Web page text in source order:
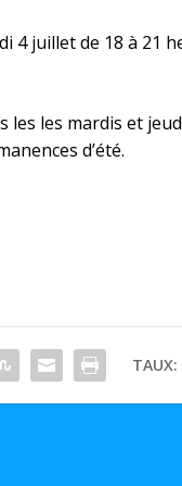
4 juillet de 18 à 21
les mardis et
d’été.
TAUX: